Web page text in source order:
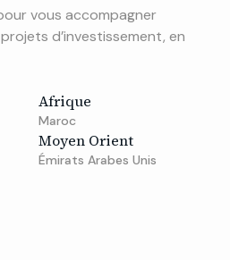
vous accompagner
d’investissement, en
Afrique
Maroc
Moyen Orient
Émirats Arabes Unis